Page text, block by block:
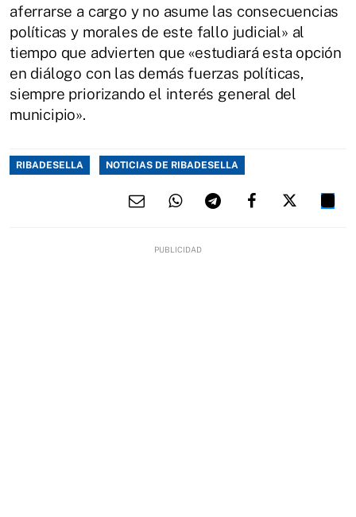
aferrarse a cargo y no asume las consecuencias
políticas y morales de este fallo judicial» al
tiempo que advierten que «estudiará esta opción
en diálogo con las demás fuerzas políticas,
siempre priorizando el interés general del
municipio».
RIBADESELLA NOTICIAS DE RIBADESELLA